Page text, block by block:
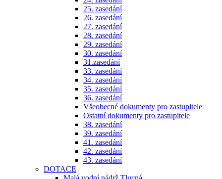
25. zasedání
26. zasedání
27. zasedání
28. zasedání
29. zasedání
30. zasedání
31.zasedání
33. zasedání
34. zasedání
35. zasedání
36. zasedání
Všeobecné dokumenty pro zastupitele
Ostatní dokumenty pro zastupitele
38. zasedání
39. zasedání
41. zasedání
42. zasedání
43. zasedání
DOTACE